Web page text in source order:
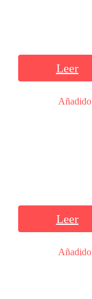
Leer
Añadido
Leer
Añadido